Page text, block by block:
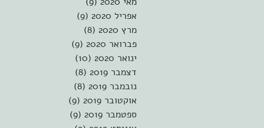
אפריל 2020
(9)
מרץ 2020
(8)
פברואר 2020
(9)
ינואר 2020
(10)
דצמבר 2019
(8)
נובמבר 2019
(8)
אוקטובר 2019
(9)
ספטמבר 2019
(9)